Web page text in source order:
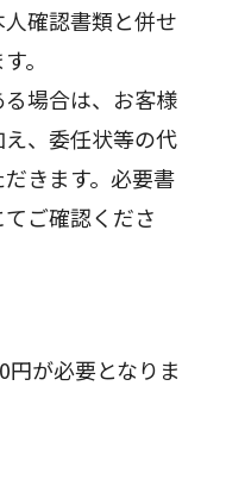
確認書類と併せ
。
場合は、お客様
、委任状等の代
きます。必要書
ご確認くださ
が必要となりま